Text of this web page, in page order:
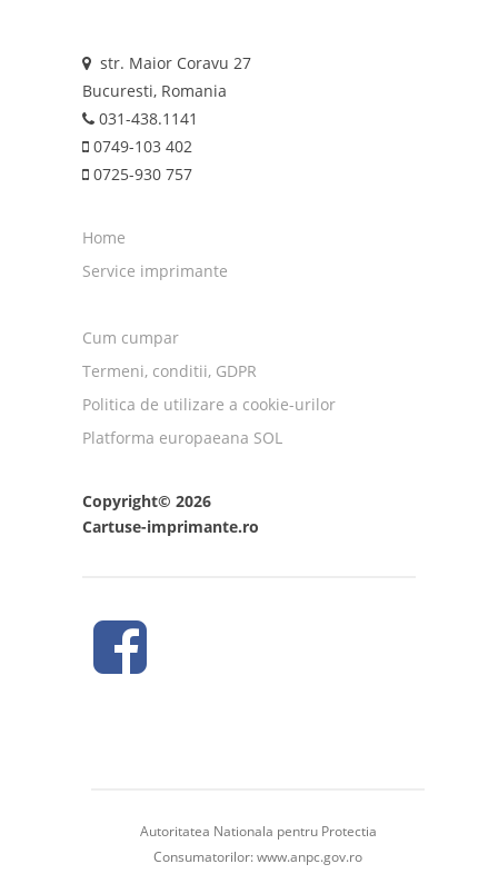
str. Maior Coravu 27
Bucuresti, Romania
031-438.1141
0749-103 402
0725-930 757
Home
Service imprimante
Cum cumpar
Termeni, conditii, GDPR
Politica de utilizare a cookie-urilor
Platforma europaeana SOL
Copyright© 2026
Cartuse-imprimante.ro
Autoritatea Nationala pentru Protectia
Consumatorilor:www.anpc.gov.ro